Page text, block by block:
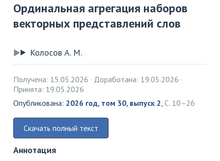
Ординальная агрегация наборов
векторных представлений слов
Колосов А. М.
Получена: 15.05.2026
Доработана: 19.05.2026
Принята: 19.05.2026
Опубликована: 2026 год, том 30, выпуск 2, С. 10–26
Скачать полный текст
Аннотация